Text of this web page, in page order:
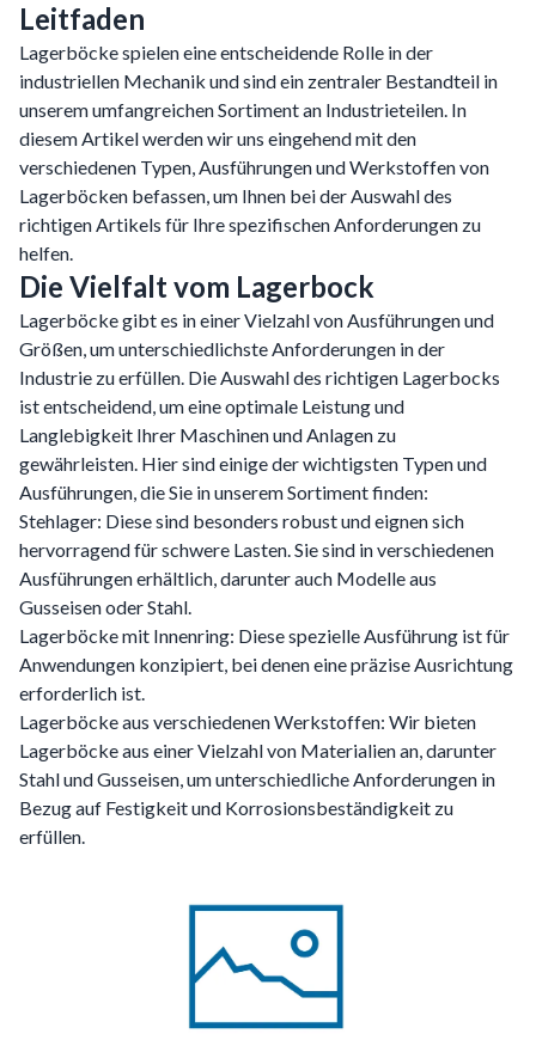
Leitfaden
Lagerböcke spielen eine entscheidende Rolle in der
industriellen Mechanik und sind ein zentraler Bestandteil in
unserem umfangreichen Sortiment an Industrieteilen. In
diesem Artikel werden wir uns eingehend mit den
verschiedenen Typen, Ausführungen und Werkstoffen von
Lagerböcken befassen, um Ihnen bei der Auswahl des
richtigen Artikels für Ihre spezifischen Anforderungen zu
helfen.
Die Vielfalt vom Lagerbock
Lagerböcke gibt es in einer Vielzahl von Ausführungen und
Größen, um unterschiedlichste Anforderungen in der
Industrie zu erfüllen. Die Auswahl des richtigen Lagerbocks
ist entscheidend, um eine optimale Leistung und
Langlebigkeit Ihrer Maschinen und Anlagen zu
gewährleisten. Hier sind einige der wichtigsten Typen und
Ausführungen, die Sie in unserem Sortiment finden:
Stehlager: Diese sind besonders robust und eignen sich
hervorragend für schwere Lasten. Sie sind in verschiedenen
Ausführungen erhältlich, darunter auch Modelle aus
Gusseisen oder Stahl.
Lagerböcke mit Innenring: Diese spezielle Ausführung ist für
Anwendungen konzipiert, bei denen eine präzise Ausrichtung
erforderlich ist.
Lagerböcke aus verschiedenen Werkstoffen: Wir bieten
Lagerböcke aus einer Vielzahl von Materialien an, darunter
Stahl und Gusseisen, um unterschiedliche Anforderungen in
Bezug auf Festigkeit und Korrosionsbeständigkeit zu
erfüllen.